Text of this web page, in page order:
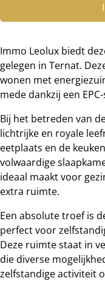
Immo Leolux biedt
gelegen in Ternat.
wonen met
mede dankzij een
Bij het betreden van
lichtrijke en royale
eetplaats en de
volwaardige
ideaal maakt voor
extra ruimte.
Een absolute troef is
perfect voor
Deze ruimte staat in
die diverse
zelfstandige activiteit